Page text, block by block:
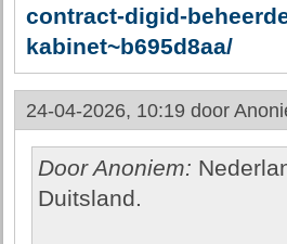
contract-digid-
kabinet~b695d8aa/
24-04-2026, 10:19 door
Door Anoniem:
Duitsland.